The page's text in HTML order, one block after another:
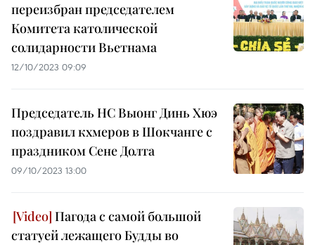
переизбран председателем
Комитета католической
солидарности Вьетнама
12/10/2023 09:09
Председатель НС Выонг Динь Хюэ
поздравил кхмеров в Шокчанге с
праздником Сене Долта
09/10/2023 13:00
Пагода с самой большой
статуей лежащего Будды во